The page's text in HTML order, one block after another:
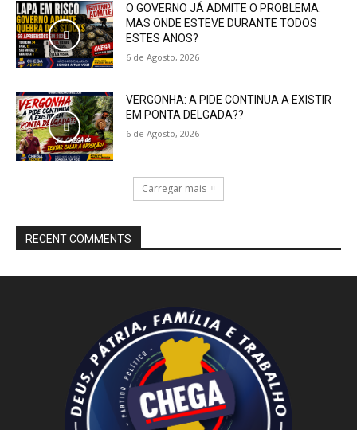
O GOVERNO JÁ ADMITE O PROBLEMA.
MAS ONDE ESTEVE DURANTE TODOS
ESTES ANOS?
6 de Agosto, 2026
VERGONHA: A PIDE CONTINUA A EXISTIR
EM PONTA DELGADA??
6 de Agosto, 2026
Carregar mais
RECENT COMMENTS